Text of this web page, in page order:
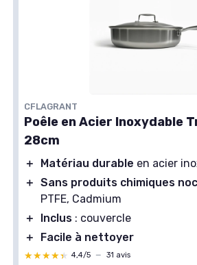
CFLAGRANT
Poêle en Acier Inoxydable
28cm
＋ Matériau durable en acier
＋ Sans produits chimiques
PTFE, Cadmium
＋
Inclus : couvercle
＋
Facile à nettoyer
★★★★★
★★★★★ 4,4/5 — 31 avis